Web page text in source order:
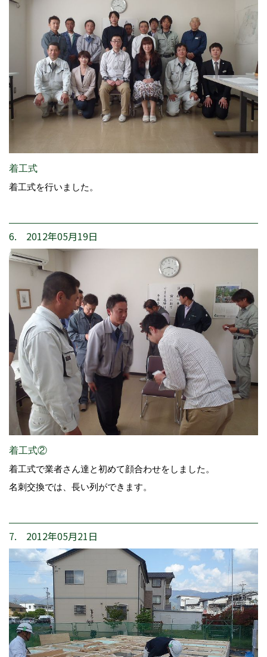
着工式
着工式を行いました。
6. 2012年05月19日
着工式②
着工式で業者さん達と初めて顔合わせをしました。
名刺交換では、長い列ができます。
7. 2012年05月21日